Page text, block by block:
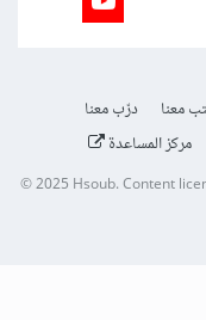
معنا
درّب معنا
مركز المساعدة
© 2025 Hsoub.Content